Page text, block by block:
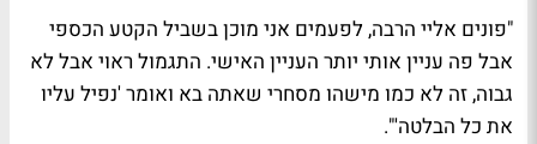
"פונים אליי הרבה, לפעמים אני מוכן בשביל הקטע הכספי
אבל פה עניין אותי יותר העניין האישי. התגמול ראוי אבל לא
גבוה, זה לא כמו מישהו מסחרי שאתה בא ואומר 'נפיל עליו
את כל הבלטה'".